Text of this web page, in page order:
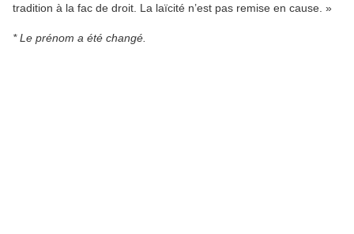
tradition à la fac de droit. La laïcité n’est pas remise en cause. »
* Le prénom a été changé.